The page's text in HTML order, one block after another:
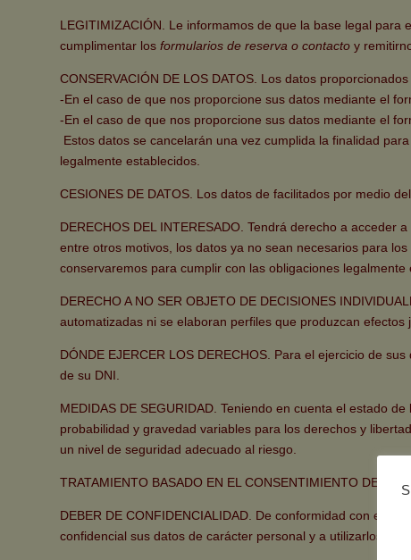
LEGITIMIZACIÓN. Le informamos de que la base legal
cumplimentar losformularios de reserva o contacto y
CONSERVACIÓN DE LOS DATOS. Los datos
-En el caso de que nos proporcione sus datos mediante el
-En el caso de que nos proporcione sus datos mediante el
Estos datos se cancelarán una vez cumplida la finalidad
legalmente establecidos.
CESIONES DE DATOS. Los datos de facilitados por medio
DERECHOS DEL INTERESADO. Tendrá derecho a
entre otros motivos, los datos ya no sean necesarios para
conservaremos para cumplir con las obligaciones legalmente
DERECHO A NO SER OBJETO DE DECISIONES
automatizadas ni se elaboran perfiles que produzcan
DÓNDE EJERCER LOS DERECHOS. Para el ejercicio de
de su DNI.
MEDIDAS DE SEGURIDAD. Teniendo en cuenta el estado
probabilidad y gravedad variables para los derechos y
un nivel de seguridad adecuado al riesgo.
TRATAMIENTO BASADO EN EL CONSENTIMIENTO DEL
DEBER DE CONFIDENCIALIDAD. De conformidad con el
confidencial sus datos de carácter personal y a utilizarlos